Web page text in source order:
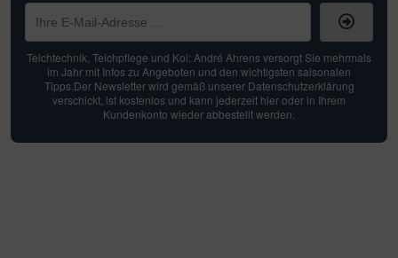
Teichtechnik, Teichpflege und Koi: André Ahrens versorgt Sie mehrmals
im Jahr mit Infos zu Angeboten und den wichtigsten saisonalen
Tipps.Der Newsletter wird gemäß unserer Datenschutzerklärung
verschickt, ist kostenlos und kann jederzeit hier oder in Ihrem
Kundenkonto wieder abbestellt werden.